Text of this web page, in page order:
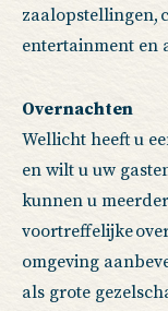
zaalopstellingen,
entertainment en
Overnachten
Wellicht heeft u
en wilt u uw
kunnen u
voortreffelijke
omgeving
als grote